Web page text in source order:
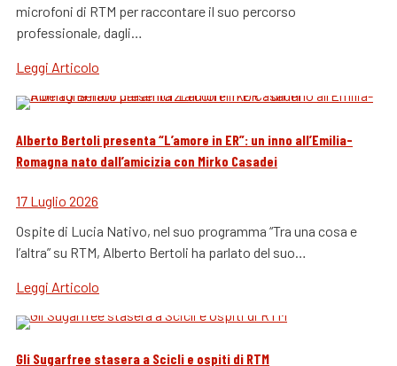
microfoni di RTM per raccontare il suo percorso
professionale, dagli…
Leggi Articolo
Alberto Bertoli presenta “L’amore in ER”: un inno all’Emilia-
Romagna nato dall’amicizia con Mirko Casadei
17 Luglio 2026
Ospite di Lucia Nativo, nel suo programma “Tra una cosa e
l’altra” su RTM, Alberto Bertoli ha parlato del suo…
Leggi Articolo
Gli Sugarfree stasera a Scicli e ospiti di RTM